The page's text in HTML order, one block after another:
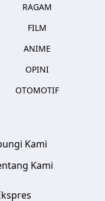
RAGAM
FILM
ANIME
OPINI
OTOMOTIF
Kami
Kami